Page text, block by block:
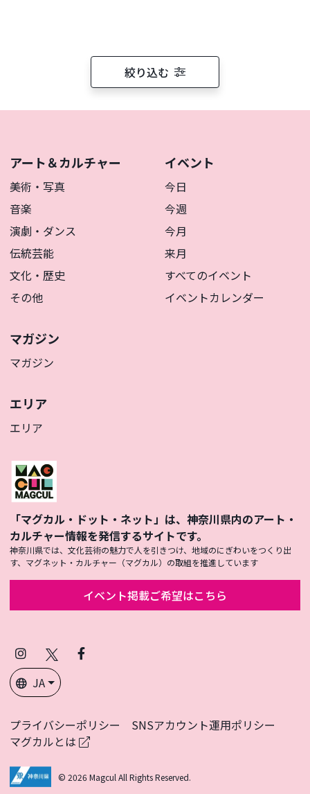
絞り込む
アート＆カルチャー
美術・写真
音楽
演劇・ダンス
伝統芸能
文化・歴史
その他
イベント
今日
今週
今月
来月
すべてのイベント
イベントカレンダー
マガジン
マガジン
エリア
エリア
「マグカル・ドット・ネット」は、神奈川県内のアート・
カルチャー情報を発信するサイトです。
神奈川県では、文化芸術の魅力で人を引きつけ、地域のにぎわいをつくり出
す、マグネット・カルチャー（マグカル）の取組を推進しています
イベント掲載ご希望はこちら
Instagram
(Twitter)
Facebook
JA
プライバシーポリシー
SNSアカウント運用ポリシー
マグカルとは
© 2026 Magcul All Rights Reserved.